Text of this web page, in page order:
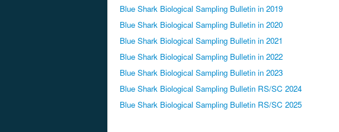
Blue Shark Biological Sampling Bulletin in 2019
Blue Shark Biological Sampling Bulletin in 2020
Blue Shark Biological Sampling Bulletin in 2021
Blue Shark Biological Sampling Bulletin in 2022
Blue Shark Biological Sampling Bulletin in 2023
Blue Shark Biological Sampling Bulletin RS/SC 2024
Blue Shark Biological Sampling Bulletin RS/SC 2025